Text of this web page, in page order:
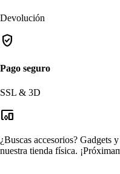
Devolución
verified_user
Pago seguro
SSL & 3D
devices_other
¿Buscas accesorios? Gadgets
nuestra tienda física.